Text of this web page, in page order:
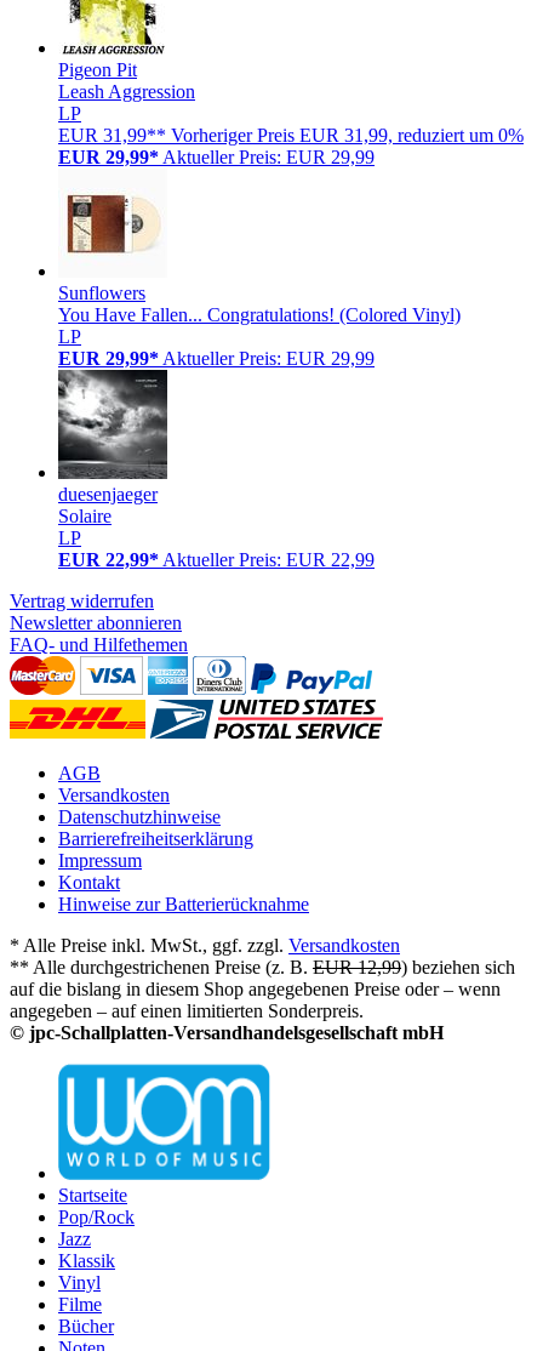
Pigeon Pit
Leash Aggression
LP
EUR 31,99** Vorheriger Preis EUR 31,99, reduziert um 0%
EUR 29,99* Aktueller Preis: EUR 29,99
Sunflowers
You Have Fallen... Congratulations! (Colored Vinyl)
LP
EUR 29,99* Aktueller Preis: EUR 29,99
duesenjaeger
Solaire
LP
EUR 22,99* Aktueller Preis: EUR 22,99
Vertrag widerrufen
Newsletter abonnieren
FAQ- und Hilfethemen
AGB
Versandkosten
Datenschutzhinweise
Barrierefreiheitserklärung
Impressum
Kontakt
Hinweise zur Batterierücknahme
* Alle Preise inkl. MwSt., ggf. zzgl. Versandkosten
** Alle durchgestrichenen Preise (z. B. EUR 12,99) beziehen sich
auf die bislang in diesem Shop angegebenen Preise oder – wenn
angegeben – auf einen limitierten Sonderpreis.
© jpc-Schallplatten-Versandhandelsgesellschaft mbH
Startseite
Pop/Rock
Jazz
Klassik
Vinyl
Filme
Bücher